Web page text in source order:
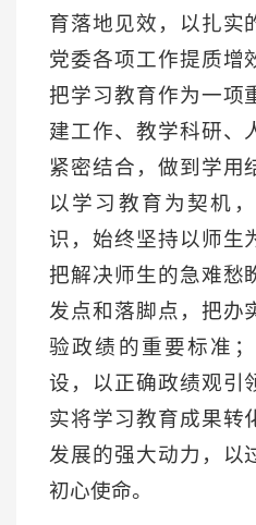
育落地见效，以扎实
党委各项工作提质增
把学习教育作为一项
建工作、教学科研、
紧密结合，做到学用
以学习教育为契机
识，始终坚持以师生
把解决师生的急难愁
发点和落脚点，把办
验政绩的重要标准
设，以正确政绩观引
实将学习教育成果转
发展的强大动力，以
初心使命。